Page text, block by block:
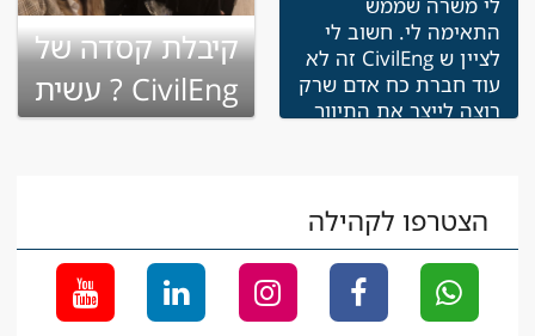
התאימה לי. חשוב לי
לציין ש CivilEng זה לא
עוד חברת כח אדם שרק
רוצה לייצר את התיווך
שאתה מסתדר בעבודה
ואפילו הגיעו אליי לאתר
להביא לי מתנה
שלומי
מנהל עבודה
גמרים
קיבלת קסדה של
CivilEng ? עשית
שינוי בקריירה
הצטרפו לקהילה